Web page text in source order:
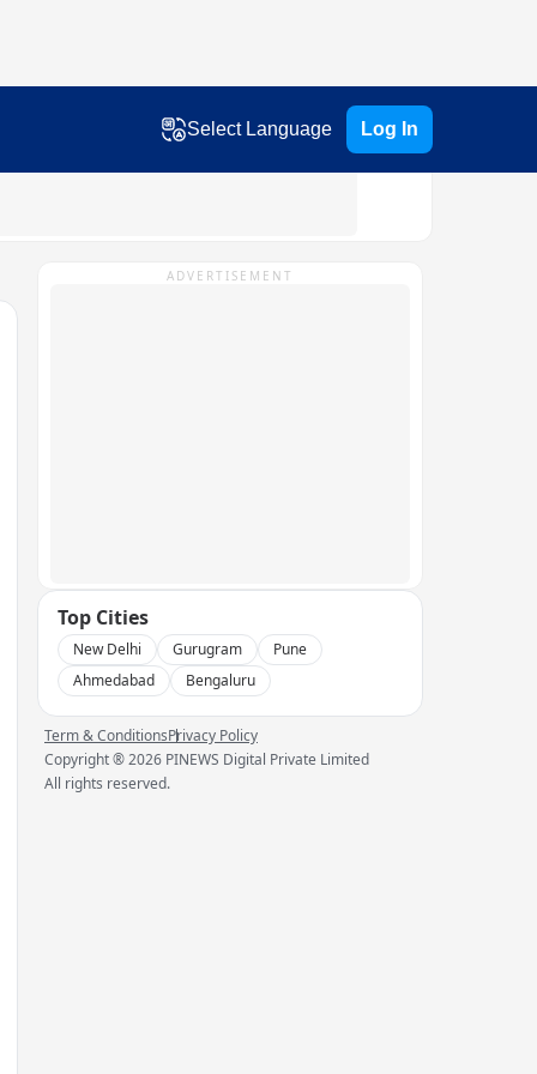
Select Language Log In
ADVERTISEMENT
Top Cities
New Delhi Gurugram
Pune
Ahmedabad
Bengaluru
Term & ConditionsPrivacy Policy
Copyright ®2026 PINEWS Digital Private Limited
All rights reserved.